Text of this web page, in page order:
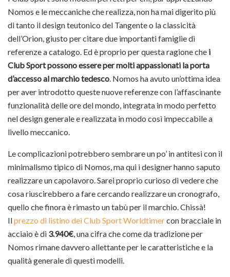
Nomos e le meccaniche che realizza, non ha mai digerito più
di tanto il design teutonico del Tangente o la classicità
dell’Orion, giusto per citare due importanti famiglie di
referenze a catalogo. Ed è proprio per questa ragione che i
Club Sport possono essere per molti appassionati la porta
d’accesso al marchio tedesco. Nomos ha avuto un’ottima idea
per aver introdotto queste nuove referenze con l’affascinante
funzionalità delle ore del mondo, integrata in modo perfetto
nel design generale e realizzata in modo così impeccabile a
livello meccanico.
Le complicazioni potrebbero sembrare un po’ in antitesi con il
minimalismo tipico di Nomos, ma qui i designer hanno saputo
realizzare un capolavoro. Sarei proprio curioso di vedere che
cosa riuscirebbero a fare cercando realizzare un cronografo,
quello che finora è rimasto un tabù per il marchio. Chissà!
Ilprezzo di listino dei Club Sport Worldtimercon bracciale in
acciaio è di 3.940€, una cifra che come da tradizione per
Nomos rimane davvero allettante per le caratteristiche e la
qualità generale di questi modelli.